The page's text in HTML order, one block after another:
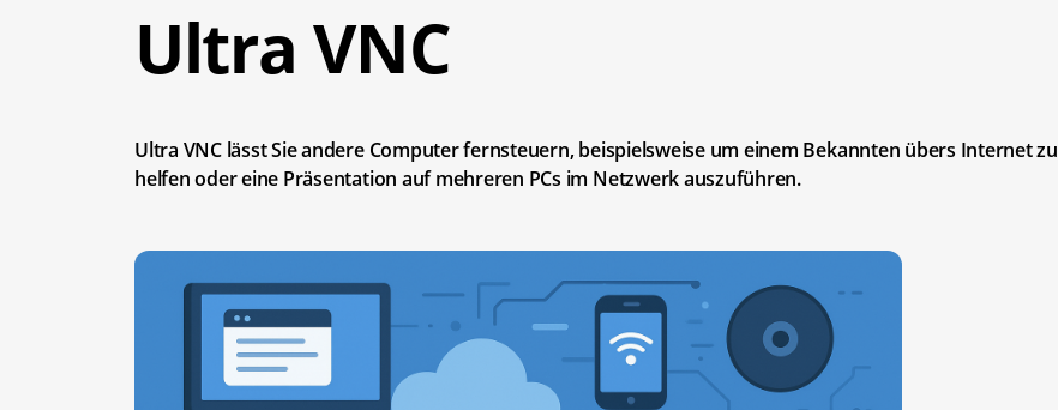
Ultra VNC
Ultra VNC lässt Sie andere Computer fernsteuern, beispielsweise um einem Bekannten übers Internet zu
helfen oder eine Präsentation auf mehreren PCs im Netzwerk auszuführen.